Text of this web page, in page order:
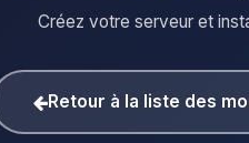
Créez votre serveur et
Retour à la liste des